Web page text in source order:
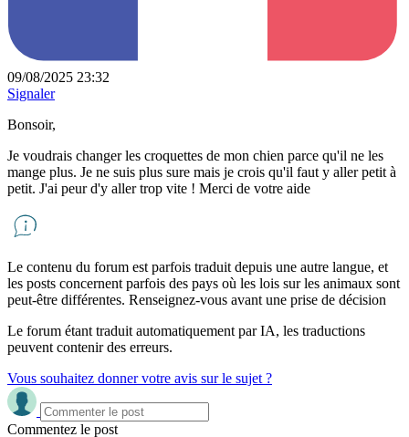
09/08/2025 23:32
Signaler
Bonsoir,
Je voudrais changer les croquettes de mon chien parce qu'il ne les
mange plus. Je ne suis plus sure mais je crois qu'il faut y aller petit à
petit. J'ai peur d'y aller trop vite ! Merci de votre aide
Le contenu du forum est parfois traduit depuis une autre langue, et
les posts concernent parfois des pays où les lois sur les animaux sont
peut-être différentes. Renseignez-vous avant une prise de décision
Le forum étant traduit automatiquement par IA, les traductions
peuvent contenir des erreurs.
Vous souhaitez donner votre avis sur le sujet ?
Commentez le post